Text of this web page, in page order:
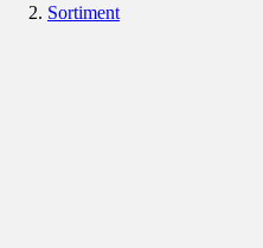
Sortiment